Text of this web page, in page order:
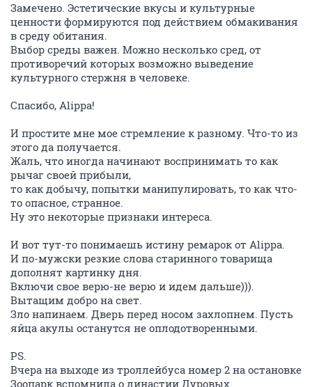
Замечено. Эстетические вкусы и культурные
ценности формируются под действием обмакивания
в среду обитания.
Выбор среды важен. Можно несколько сред, от
противоречий которых возможно выведение
культурного стержня в человеке.
Спасибо, Alippa!
И простите мне мое стремление к разному. Что-то из
этого да получается.
Жаль, что иногда начинают воспринимать то как
рычаг своей прибыли,
то как добычу, попытки манипулировать, то как что-
то опасное, странное.
Ну это некоторые признаки интереса.
И вот тут-то понимаешь истину ремарок от Alippa.
И по-мужски резкие слова старинного товарища
дополнят картинку дня.
Включи свое верю-не верю и идем дальше))).
Вытащим добро на свет.
Зло напинаем. Дверь перед носом захлопнем. Пусть
яйца акулы останутся не оплодотворенными.
PS.
Вчера на выходе из троллейбуса номер 2 на остановке
Зоопарк вспомнила о династии Дуровых.